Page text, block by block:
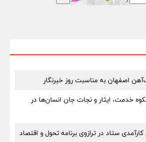
اصفهان به مناسبت روز خبرنگار
خدمت، ایثار و نجات جان انسان‌ها در
ستاد در ترازوی برنامه تحول و اقتصاد